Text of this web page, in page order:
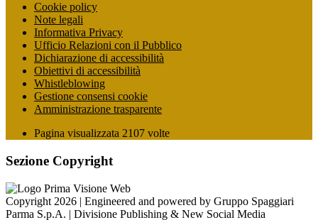
Cookie policy
Note legali
Informativa Privacy
Ufficio Relazioni con il Pubblico
Dichiarazione di accessibilità
Obiettivi di accessibilità
Whistleblowing
Gestione consensi cookie
Amministrazione trasparente
Pagina visualizzata 2107 volte
Sezione Copyright
Copyright 2026 | Engineered and powered by Gruppo Spaggiari
Parma S.p.A. | Divisione Publishing & New Social Media